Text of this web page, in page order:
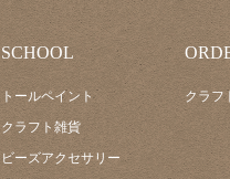
SCHOOL
トールペイント
クラフト雑貨
ビーズアクセサリー
クラフ